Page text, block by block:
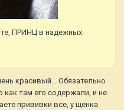
ПРИНЦ в надежных
красивый... Обязательно
как там его содержали, и не
прививки все, у щенка